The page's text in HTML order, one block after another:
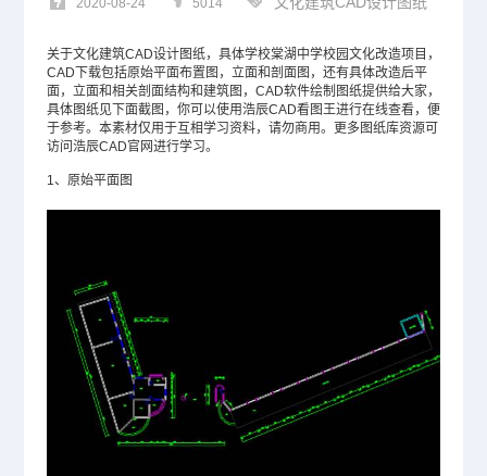
2020-08-24 5014
关于文化建筑CAD设计图纸，具体学校棠湖中学校园文化改造项目，
CAD 下载包括原始平面布置图，立面和剖面图，还有具体改造后平
面，立面和相关剖面结构和建筑图， CAD软件绘制图纸提供给大家，
具体图纸见下面截图，你可以使用浩辰CAD看图王进行在线查看，便
于参考。本素材仅用于互相学习资料，请勿商用。更多图纸库资源可
访问浩辰CAD官网进行学习。
1、原始平面图